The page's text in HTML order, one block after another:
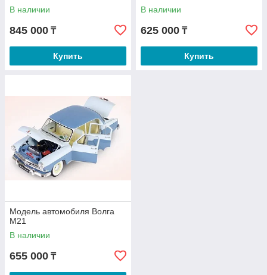
В наличии
845 000 ₸
Купить
В наличии
625 000 ₸
Купить
Модель автомобиля Волга
М21
В наличии
655 000 ₸